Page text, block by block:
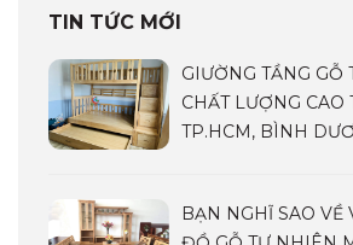
TIN TỨC MỚI
GIƯỜNG TẦNG GỖ
CHẤT LƯỢNG
TP.HCM, BÌNH
BẠN NGHĨ SAO VỀ